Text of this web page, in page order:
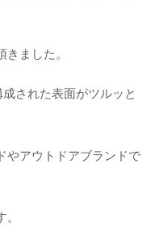
ました。
された表面がツルッと
やアウトドアブランドで